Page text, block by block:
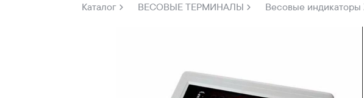
Каталог ВЕСОВЫЕ ТЕРМИНАЛЫ Весовые индикаторы